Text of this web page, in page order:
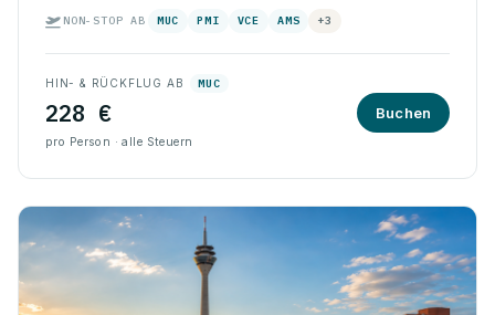
NON-STOP AB MUC PMI VCE AMS +3
HIN- & RÜCKFLUG AB MUC
228 €
pro Person · alle Steuern
Buchen